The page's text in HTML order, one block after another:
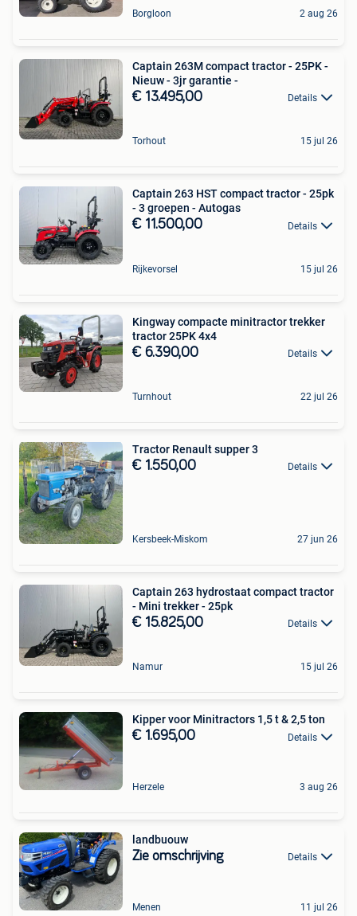
Borgloon 2 aug 26
Captain 263M compact tractor - 25PK -
Nieuw - 3jr garantie -
€ 13.495,00 Details
Torhout 15 jul 26
Captain 263 HST compact tractor - 25pk
- 3 groepen - Autogas
€ 11.500,00 Details
Rijkevorsel 15 jul 26
Kingway compacte minitractor trekker
tractor 25PK 4x4
€ 6.390,00 Details
Turnhout 22 jul 26
Tractor Renault supper 3
€ 1.550,00 Details
Kersbeek-Miskom 27 jun 26
Captain 263 hydrostaat compact tractor
- Mini trekker - 25pk
€ 15.825,00 Details
Namur 15 jul 26
Kipper voor Minitractors 1,5 t & 2,5 ton
€ 1.695,00 Details
Herzele 3 aug 26
landbuouw
Zie omschrijving Details
Menen 11 jul 26